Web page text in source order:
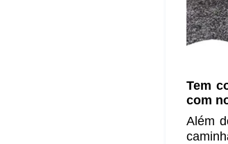
Tem
com
Além